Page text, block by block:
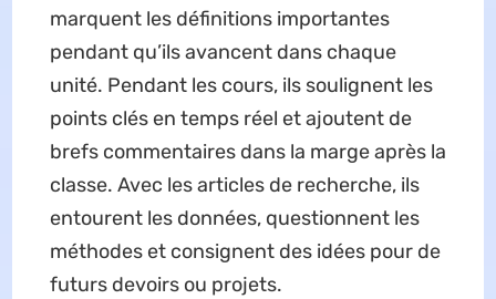
marquent les définitions importantes
pendant qu’ils avancent dans chaque
unité. Pendant les cours, ils soulignent les
points clés en temps réel et ajoutent de
brefs commentaires dans la marge après la
classe. Avec les articles de recherche, ils
entourent les données, questionnent les
méthodes et consignent des idées pour de
futurs devoirs ou projets.